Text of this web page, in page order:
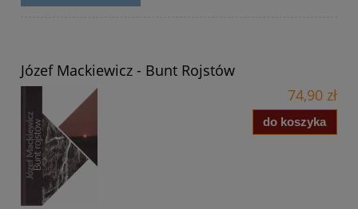
Józef Mackiewicz - Bunt Rojstów
74,90 zł
do koszyka